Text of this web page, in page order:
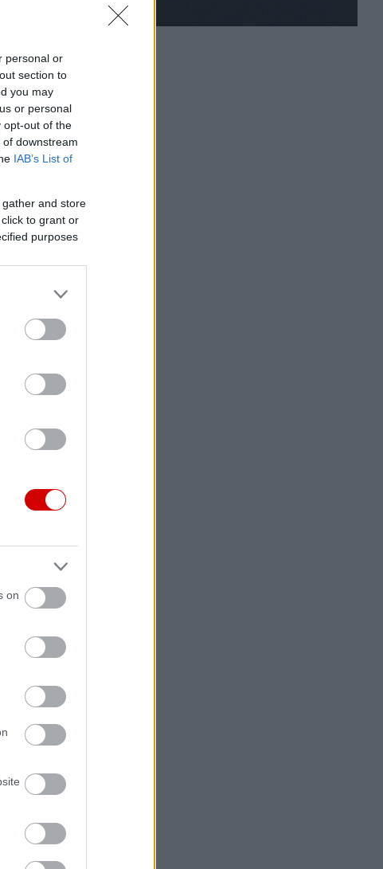
personal or
section to
you may
or personal
opt-out of the
downstream
IAB’s List of
and store
to grant or
purposes
on
όσα θα έρθουν
μέλλον, το
ανακαλύπτοντας
σύστημα,
της